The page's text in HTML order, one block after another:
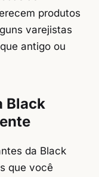
produtos
varejistas
antigo ou
Black
da Black
que você